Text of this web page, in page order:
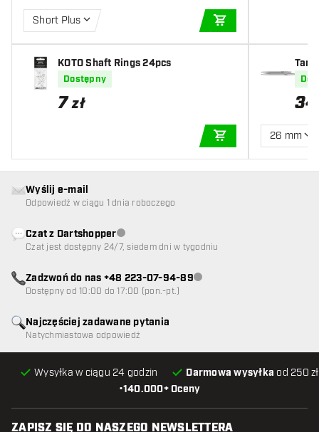
Short Plus
KOTO Shaft Rings 24pcs
Dostępny
7 zł
DODAJ DO
34
26 mm
•140.000+ Oceny
Wysyłka w ciągu 24 godzin Darmowa wysyłka od 250
Najczęściej zadawane pytania
Natychmiastowa odpowiedź
Wyślij e-mail
Odpowiedź w ciągu 1 dnia roboczego
Czat z DartshopperObsługa klienta niedostępna
Czat jest dostępny 24/7, siedem dni w tygodniu
Zadzwoń do nas +48 223-07-94-89Obsługa klienta niedostępna
Dostępny od 10:00 do 17:00 (pon.-pt.)
ZAPISZ SIĘ DO NASZEGO NEWSLETTERA